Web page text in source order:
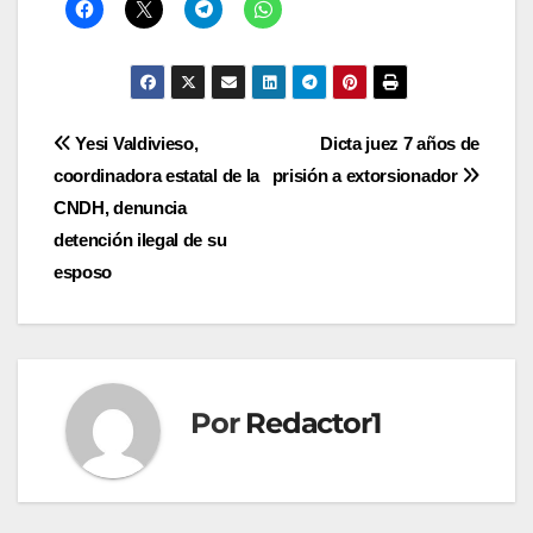
Navegación
de
entradas
Dicta juez 7 años de
prisión a extorsionador
Yesi Valdivieso,
coordinadora estatal de la
CNDH, denuncia
detención ilegal de su
esposo
Por Redactor1